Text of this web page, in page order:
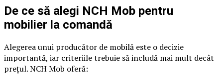
De ce să alegi NCH Mob pentru
mobilier la comandă
Alegerea unui producător de mobilă este o decizie
importantă, iar criteriile trebuie să includă mai mult decât
prețul. NCH Mob oferă: